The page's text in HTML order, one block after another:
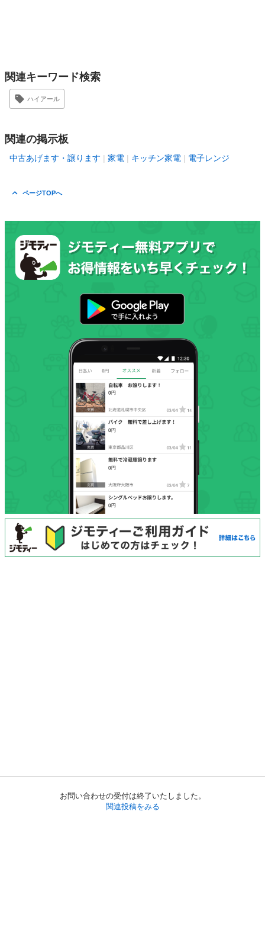
お問い合わせの受付は終了いたしました。
関連投稿をみる
関連キーワード検索
ハイアール
関連の掲示板
中古あげます・譲ります 家電 キッチン家電 電子レンジ
ページTOPへ